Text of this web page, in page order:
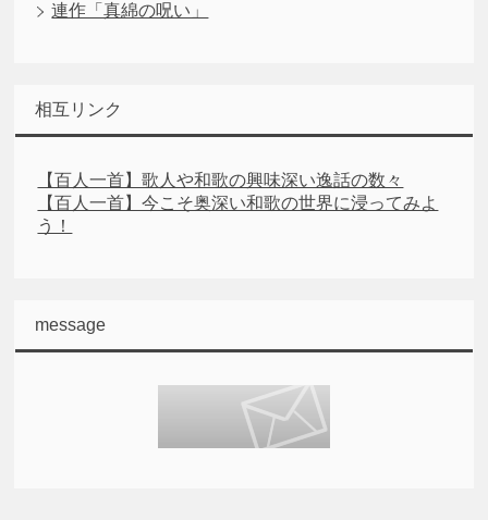
連作「真綿の呪い」
相互リンク
【百人一首】歌人や和歌の興味深い逸話の数々
【百人一首】今こそ奥深い和歌の世界に浸ってみよ
う！
message